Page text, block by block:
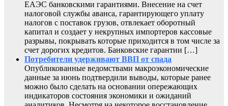
ЕАЭС банковскими гарантиями. Внесение на счет
налоговой службы аванса, гарантирующего уплату
налогов с поставок грузов, отвлекает оборотный
капитал и создает у некрупных импортеров кассовые
разрывы, покрывать которые приходится в том числе за
счет дорогих кредитов. Банковские гарантии […]
Потребители удерживают ВВП от спада
Опубликованные ведомствами макроэкономические
данные за июнь подтвердили выводы, которые ранее
можно было сделать на основании опережающих
индикаторов состояния экономики и ожиданий